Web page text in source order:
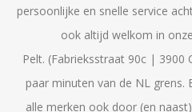
persoonlijke en snelle service
ook altijd welkom in
Pelt. (Fabrieksstraat 90c | 3900
paar minuten van de NL grens.
alle merken ook door (en